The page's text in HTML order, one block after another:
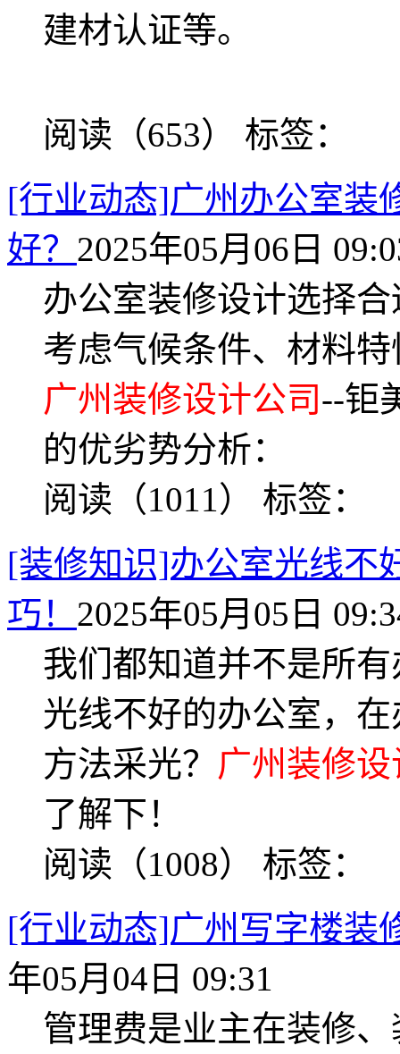
建材认证等。
阅读（653） 标签：
[行业动态]广州办公室装
好？ 2025年05月06日
办公室装修设计选择
考虑气候条件、材料
广州装修设计公司--钜
的优劣势分析：
阅读（1011） 标签：
[装修知识]办公室光线不
巧！ 2025年05月05日
我们都知道并不是所
光线不好的办公室，
方法采光？ 广州装修
了解下！
阅读（1008） 标签：
[行业动态]广州写字楼装
年05月04日 09:31
管理费是业主在装修